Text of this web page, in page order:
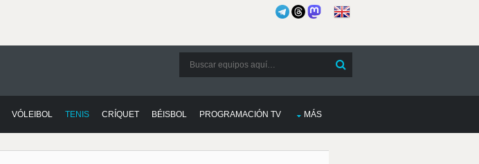
VÓLEIBOL TENIS CRÍQUET BÉISBOL PROGRAMACIÓN TV MÁS